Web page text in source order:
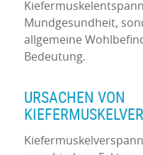
Mundgesundheit,
allgemeine
Bedeutung.
URSACHEN VON